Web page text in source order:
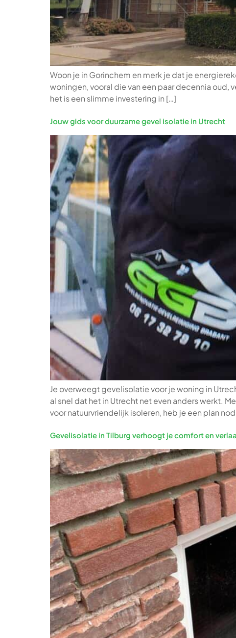
Woon je in Gorinchem en merk je dat je
woningen, vooral die van een paar decennia oud,
het is een slimme investering in […]
Jouw gids voor duurzame gevel isolatie in Utrecht
Je overweegt gevelisolatie voor je woning in
al snel dat het in Utrecht net even anders werkt.
voor natuurvriendelijk isoleren, heb je een plan
Gevelisolatie in Tilburg verhoogt je comfort en